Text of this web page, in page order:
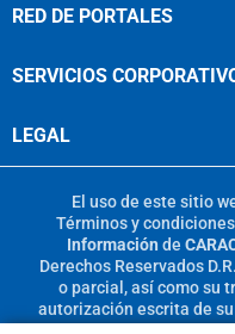
RED DE PORTALES
SERVICIOS
LEGAL
El uso de este sitio
Términos y condiciones
Información de
Derechos Reservados
o parcial, así como su
autorización escrita de